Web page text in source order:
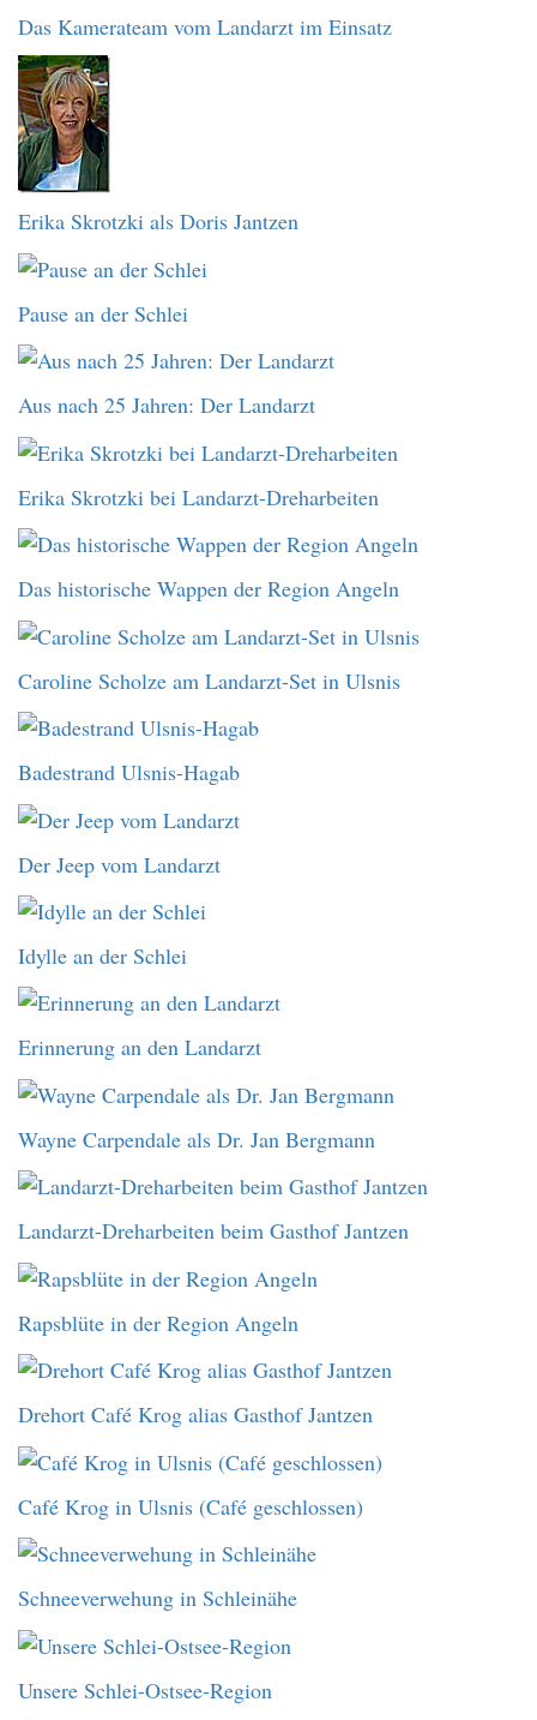
Das Kamerateam vom Landarzt im Einsatz
Erika Skrotzki als Doris Jantzen
Pause an der Schlei
Aus nach 25 Jahren: Der Landarzt
Erika Skrotzki bei Landarzt-Dreharbeiten
Das historische Wappen der Region Angeln
Caroline Scholze am Landarzt-Set in Ulsnis
Badestrand Ulsnis-Hagab
Der Jeep vom Landarzt
Idylle an der Schlei
Erinnerung an den Landarzt
Wayne Carpendale als Dr. Jan Bergmann
Landarzt-Dreharbeiten beim Gasthof Jantzen
Rapsblüte in der Region Angeln
Drehort Café Krog alias Gasthof Jantzen
Café Krog in Ulsnis (Café geschlossen)
Schneeverwehung in Schleinähe
Unsere Schlei-Ostsee-Region